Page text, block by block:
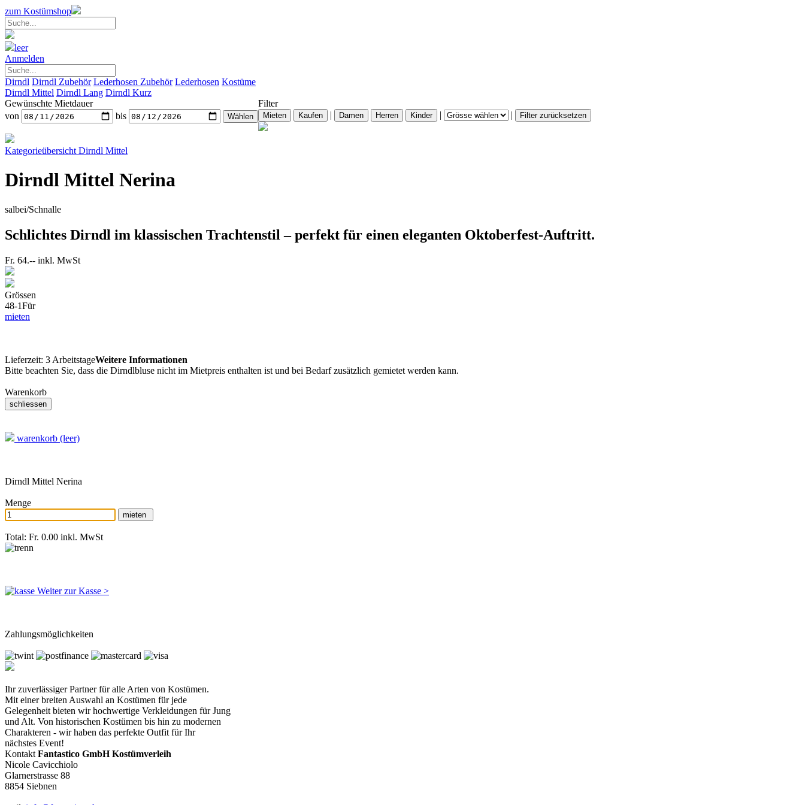
zum Kostümshop
leer
Anmelden
Dirndl Dirndl Zubehör Lederhosen Zubehör Lederhosen Kostüme
Dirndl Mittel Dirndl Lang Dirndl Kurz
Gewünschte Mietdauer
von
bis
Filter
|
| |
Kategorieübersicht Dirndl Mittel
Dirndl Mittel Nerina
salbei/Schnalle
Schlichtes Dirndl im klassischen Trachtenstil – perfekt für einen eleganten Oktoberfest-Auftritt.
Fr. 64.-- inkl. MwSt
Grössen
48-1Für
mieten
Lieferzeit: 3 ArbeitstageWeitere Informationen
Bitte beachten Sie, dass die Dirndlbluse nicht im Mietpreis enthalten ist und bei Bedarf zusätzlich gemietet werden kann.
Warenkorb
warenkorb (leer)
Dirndl Mittel Nerina
Menge
Total: Fr. 0.00 inkl. MwSt
Weiter zur Kasse >
Zahlungsmöglichkeiten
Ihr zuverlässiger Partner für alle Arten von Kostümen.
Mit einer breiten Auswahl an Kostümen für jede
Gelegenheit bieten wir hochwertige Verkleidungen für Jung
und Alt. Von historischen Kostümen bis hin zu modernen
Charakteren - wir haben das perfekte Outfit für Ihr
nächstes Event!
Kontakt Fantastico GmbH Kostümverleih
Nicole Cavicchiolo
Glarnerstrasse 88
8854 Siebnen